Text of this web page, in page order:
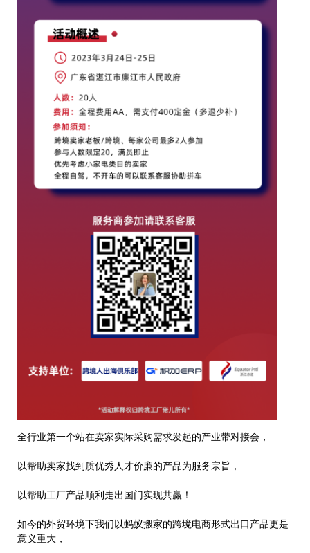
全行业第一个站在卖家实际采购需求发起的产业带对接会，
以帮助卖家找到质优秀人才价廉的产品为服务宗旨，
以帮助工厂产品顺利走出国门实现共赢！
如今的外贸环境下我们以蚂蚁搬家的跨境电商形式出口产品更是
意义重大，